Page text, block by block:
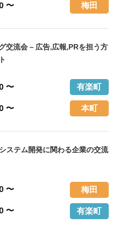
〜 梅田
交流会 – 広告,広報,PRを担う方
〜 有楽町
〜 本町
ステム開発に関わる企業の交流
〜 梅田
〜 有楽町